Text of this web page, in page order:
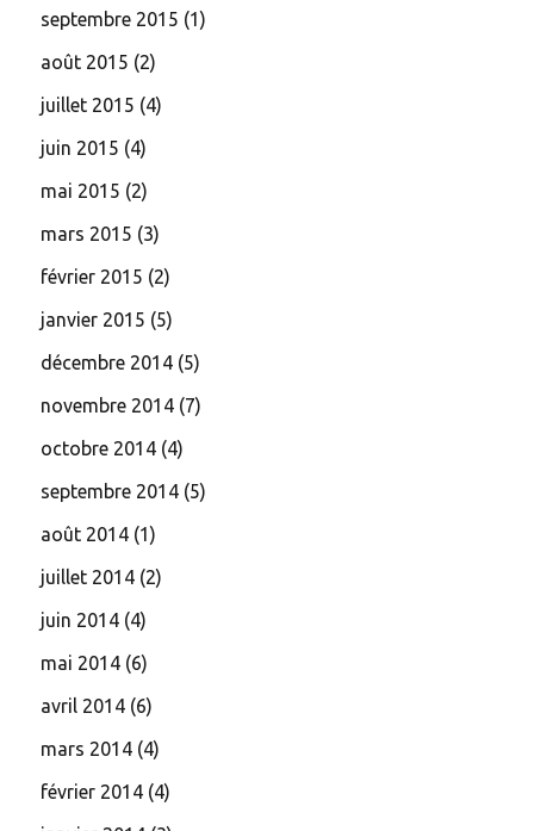
septembre 2015 (1)
août 2015 (2)
juillet 2015 (4)
juin 2015 (4)
mai 2015 (2)
mars 2015 (3)
février 2015 (2)
janvier 2015 (5)
décembre 2014 (5)
novembre 2014 (7)
octobre 2014 (4)
septembre 2014 (5)
août 2014 (1)
juillet 2014 (2)
juin 2014 (4)
mai 2014 (6)
avril 2014 (6)
mars 2014 (4)
février 2014 (4)